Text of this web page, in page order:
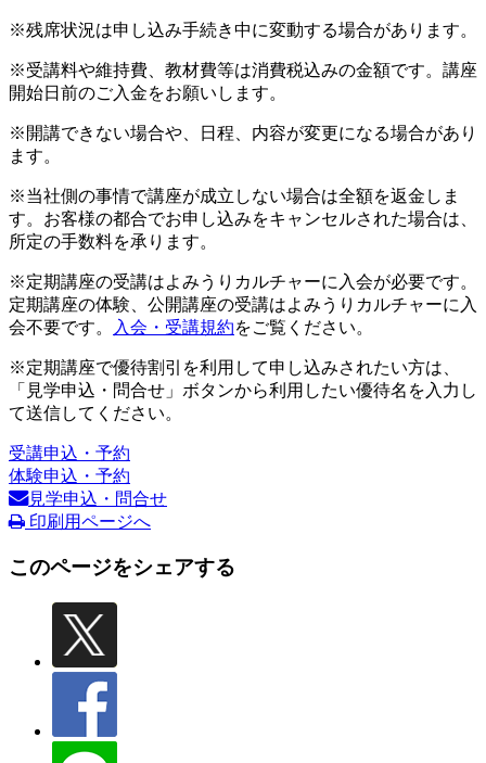
※残席状況は申し込み手続き中に変動する場合があります。
※受講料や維持費、教材費等は消費税込みの金額です。講座
開始日前のご入金をお願いします。
※開講できない場合や、日程、内容が変更になる場合があり
ます。
※当社側の事情で講座が成立しない場合は全額を返金しま
す。お客様の都合でお申し込みをキャンセルされた場合は、
所定の手数料を承ります。
※定期講座の受講はよみうりカルチャーに入会が必要です。
定期講座の体験、公開講座の受講はよみうりカルチャーに入
会不要です。
入会・受講規約をご覧ください。
※定期講座で優待割引を利用して申し込みされたい方は、
「見学申込・問合せ」ボタンから利用したい優待名を入力し
て送信してください。
受講申込・予約
体験申込・予約
見学申込・問合せ
印刷用ページへ
このページをシェアする